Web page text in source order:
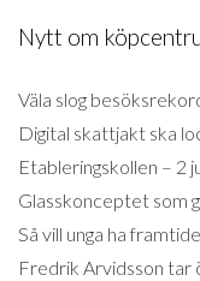
Nytt om
Väla slog
Digital skattjakt ska
Etableringskollen – 2
Glasskonceptet som
Så vill unga ha
Fredrik Arvidsson tar